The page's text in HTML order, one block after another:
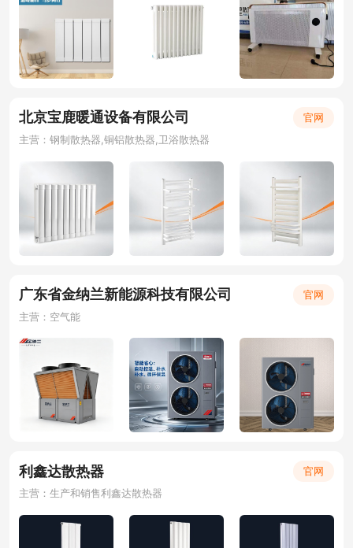
北京宝鹿暖通设备有限公司
官网
主营：钢制散热器,铜铝散热器,卫浴散热器
广东省金纳兰新能源科技有限公司
官网
主营：空气能
利鑫达散热器
官网
主营：生产和销售利鑫达散热器